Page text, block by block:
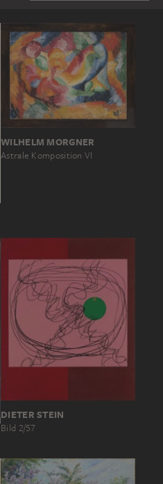
WILHELM MORGNER
Astrale Komposition VI
DIETER STEIN
Bild 2/57